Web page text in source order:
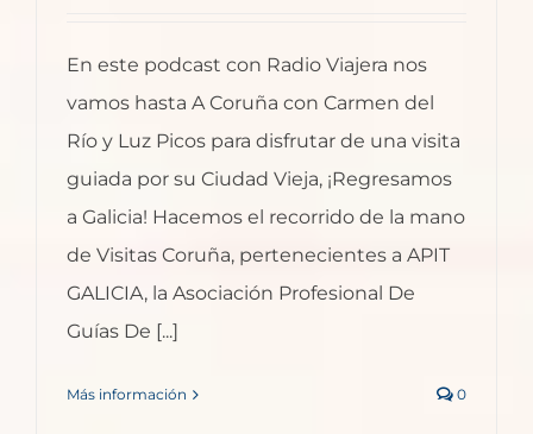
En este podcast con Radio Viajera nos
vamos hasta A Coruña con Carmen del
Río y Luz Picos para disfrutar de una visita
guiada por su Ciudad Vieja, ¡Regresamos
a Galicia! Hacemos el recorrido de la mano
de Visitas Coruña, pertenecientes a APIT
GALICIA, la Asociación Profesional De
Guías De [...]
Más información 0